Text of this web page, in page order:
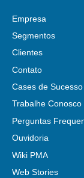
Empresa
Segmentos
Clientes
Contato
Cases de Sucesso
Trabalhe Conosco
Perguntas
Ouvidoria
Wiki PMA
Web Stories